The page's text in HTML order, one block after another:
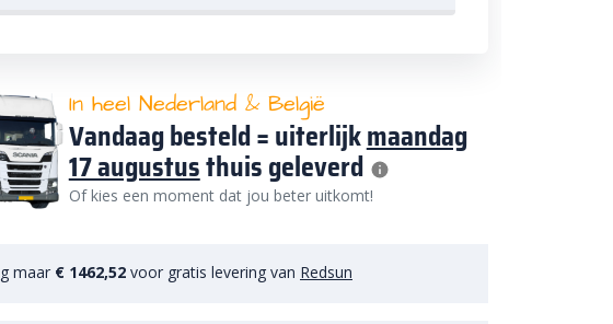
In heel Nederland & België
Vandaag besteld = uiterlijkmaandag
17 augustusthuis geleverd
Of kies een moment dat jou beter uitkomt!
maar € 1462,52 voor gratis levering van Redsun